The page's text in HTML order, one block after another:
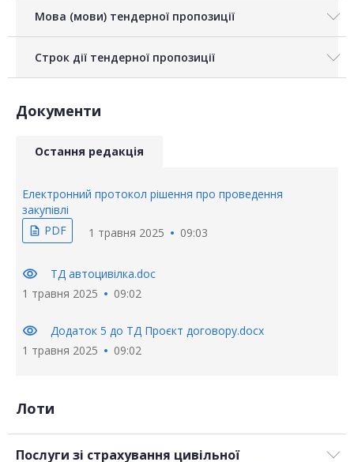
Мова (мови) тендерної пропозиції
Строк дії тендерної пропозиції
Документи
Остання редакція
Електронний протокол рішення про проведення
закупівлі
description PDF 1 травня 2025 09:03
visibility
ТД автоцивілка.doc
1 травня 2025
09:02
visibility
Додаток 5 до ТД Проєкт договору.docx
1 травня 2025
09:02
Лоти
Послуги зі страхування цивільної